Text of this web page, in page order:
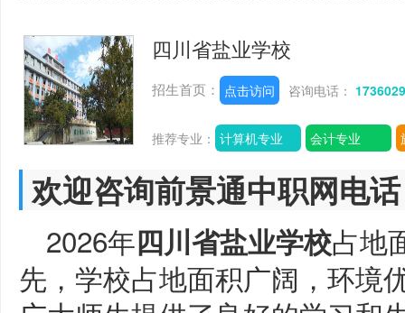
四川省盐业学校
招生首页： 点击访问 咨询电话：
推荐专业： 计算机专业 会计专业
欢迎咨询前景通中职网电
2026年四川省盐业学校占地
先，学校占地面积广阔，环境